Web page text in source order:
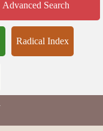
Advanced Search
Radical Index